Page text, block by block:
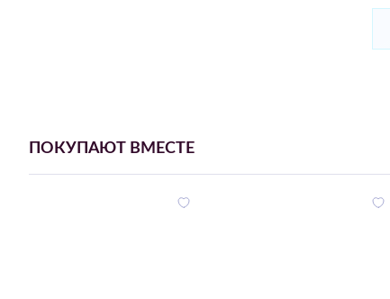
ПОКУПАЮТ ВМЕСТЕ